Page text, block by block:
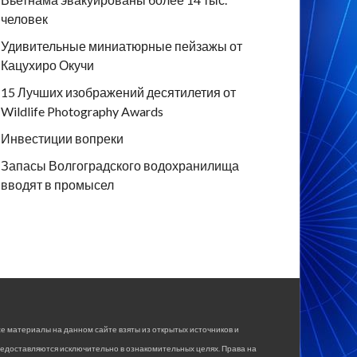
человек
Удивительные миниатюрные пейзажы от
Кацухиро Окучи
15 Лучших изображений десятилетия от
Wildlife Photography Awards
Инвестиции вопреки
Запасы Волгоградского водохранилища
вводят в промысел
материалы на данном сайте взяты из открытых источников и
исключительно в ознакомительных целях. Права на